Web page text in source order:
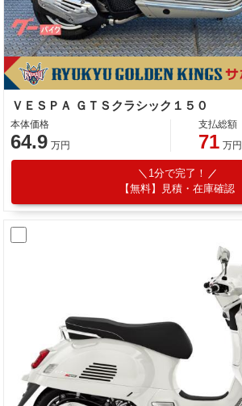
ＶＥＳＰＡ ＧＴＳクラシック１５０
本体価格
64.9 万円
支払総額
71 万円
1分で完了！
【無料】見積・在庫確認